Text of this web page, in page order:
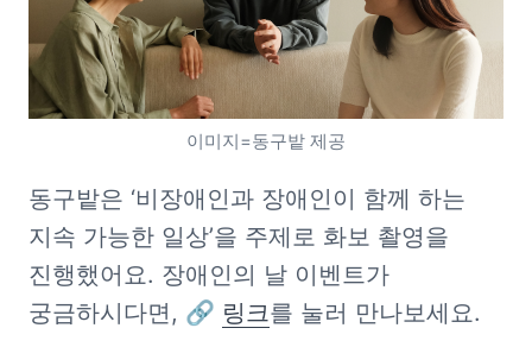
이미지=동구밭 제공
동구밭은 ‘비장애인과 장애인이 함께 하는
지속 가능한 일상’을 주제로 화보 촬영을
진행했어요. 장애인의 날 이벤트가
궁금하시다면, 🔗 링크를 눌러 만나보세요.